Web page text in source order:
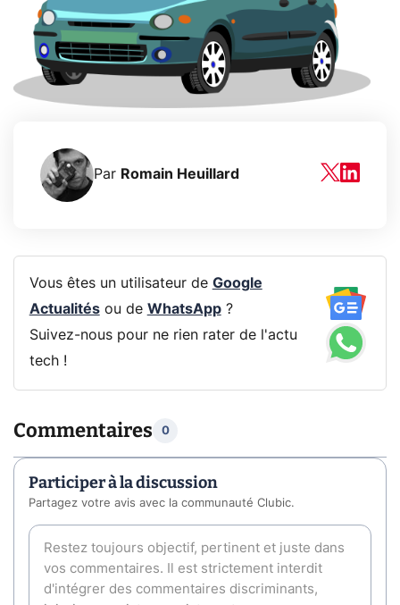
Par Romain Heuillard
Vous êtes un utilisateur de Google
Actualitésou de WhatsApp?
Suivez-nous pour ne rien rater de l'actu
tech !
Commentaires 0
Participer à la discussion
Partagez votre avis avec la communauté Clubic.